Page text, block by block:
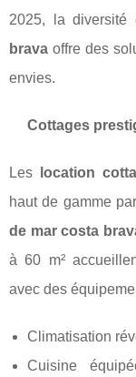
2025, la
brava offre des
envies.
Cottages
Les location
haut de gamme
de mar costa
à 60 m²
avec des
Climatisation
Cuisine